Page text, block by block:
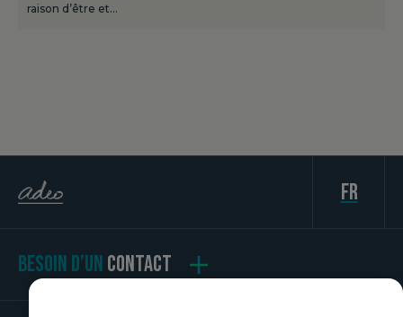
raison d’être et…
fr
BESOIN D’UNCONTACT